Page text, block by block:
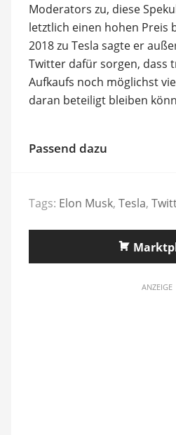
Moderators zu, diese
letztlich einen hohen Preis
2018 zu Tesla sagte er
Twitter dafür sorgen, dass
Aufkaufs noch möglichst
daran beteiligt bleiben
Passend dazu
Tags: Elon Musk, Tesla,
ANZEIGE